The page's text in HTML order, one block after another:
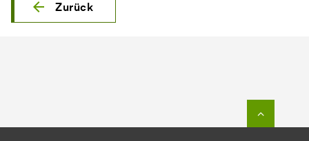
Zurück